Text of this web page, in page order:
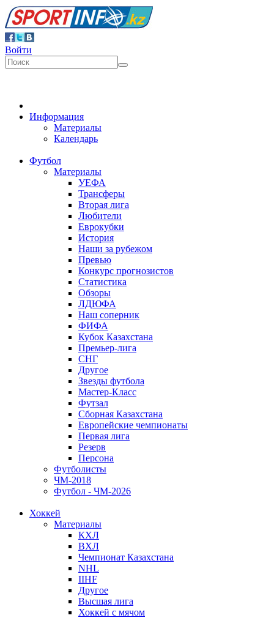
Войти
Информация
Материалы
Календарь
Футбол
Материалы
УЕФА
Трансферы
Вторая лига
Любители
Еврокубки
История
Наши за рубежом
Превью
Конкурс прогнозистов
Статистика
Обзоры
ЛДЮФА
Наш соперник
ФИФА
Кубок Казахстана
Премьер-лига
СНГ
Другое
Звезды футбола
Мастер-Класс
Футзал
Сборная Казахстана
Европейские чемпионаты
Первая лига
Резерв
Персона
Футболисты
ЧМ-2018
Футбол - ЧМ-2026
Хоккей
Материалы
КХЛ
ВХЛ
Чемпионат Казахстана
NHL
IIHF
Другое
Высшая лига
Хоккей с мячом